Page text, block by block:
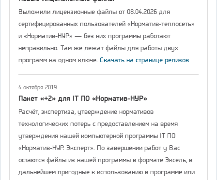
Выложили лицензионные файлы от 08.04.2026 для
сертифицированных пользователей «Норматив-теплосеть»
и «Норматив-НУР» — без них программы работают
неправильно. Там же лежат файлы для работы двух
программ на одном ключе. Скачать на странице релизов
4 октября 2019
Пакет «+2» для IT ПО «Норматив-НУР»
Расчёт, экспертиза, утверждение нормативов
технологических потерь с предоставлением на время
утверждения нашей компьютерной программы IT ПО
«Норматив-НУР. Эксперт». По завершении работ у Вас
остаются файлы из нашей программы в формате Эксель, в
дальнейшем пригодные к использованию в программе или